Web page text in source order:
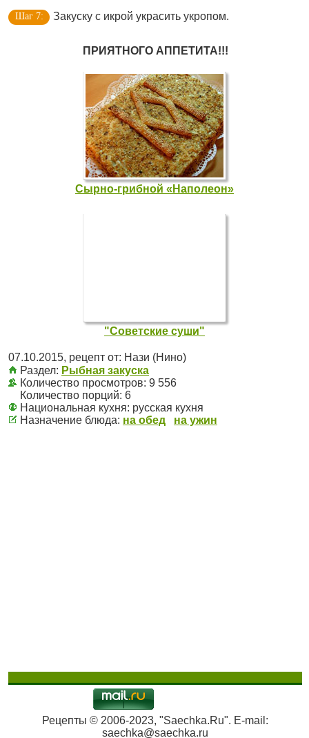
Закуску с икрой украсить укропом.
ПРИЯТНОГО АППЕТИТА!!!
Сырно-грибной «Наполеон»
"Советские суши"
07.10.2015, рецепт от: Нази (Нино)
Раздел: Рыбная закуска
Количество просмотров: 9 556
Количество порций: 6
Национальная кухня: русская кухня
Назначение блюда: на обед на ужин
Рецепты © 2006-2023, "Saechka.Ru". E-mail:
saechka@saechka.ru